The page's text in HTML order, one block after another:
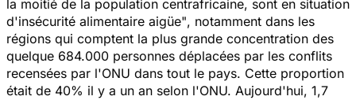
la moitié de la population centrafricaine, sont en situation
d'insécurité alimentaire aigüe", notamment dans les
régions qui comptent la plus grande concentration des
quelque 684.000 personnes déplacées par les conflits
recensées par l'ONU dans tout le pays. Cette proportion
était de 40% il y a un an selon l'ONU. Aujourd'hui, 1,7